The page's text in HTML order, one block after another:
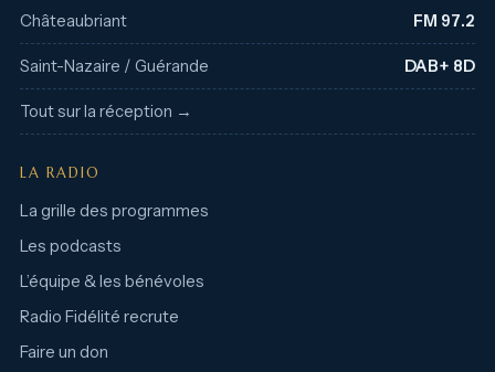
Châteaubriant FM 97.2
Saint-Nazaire / Guérande DAB+ 8D
Tout sur la réception →
LA RADIO
La grille des programmes
Les podcasts
L’équipe & les bénévoles
Radio Fidélité recrute
Faire un don